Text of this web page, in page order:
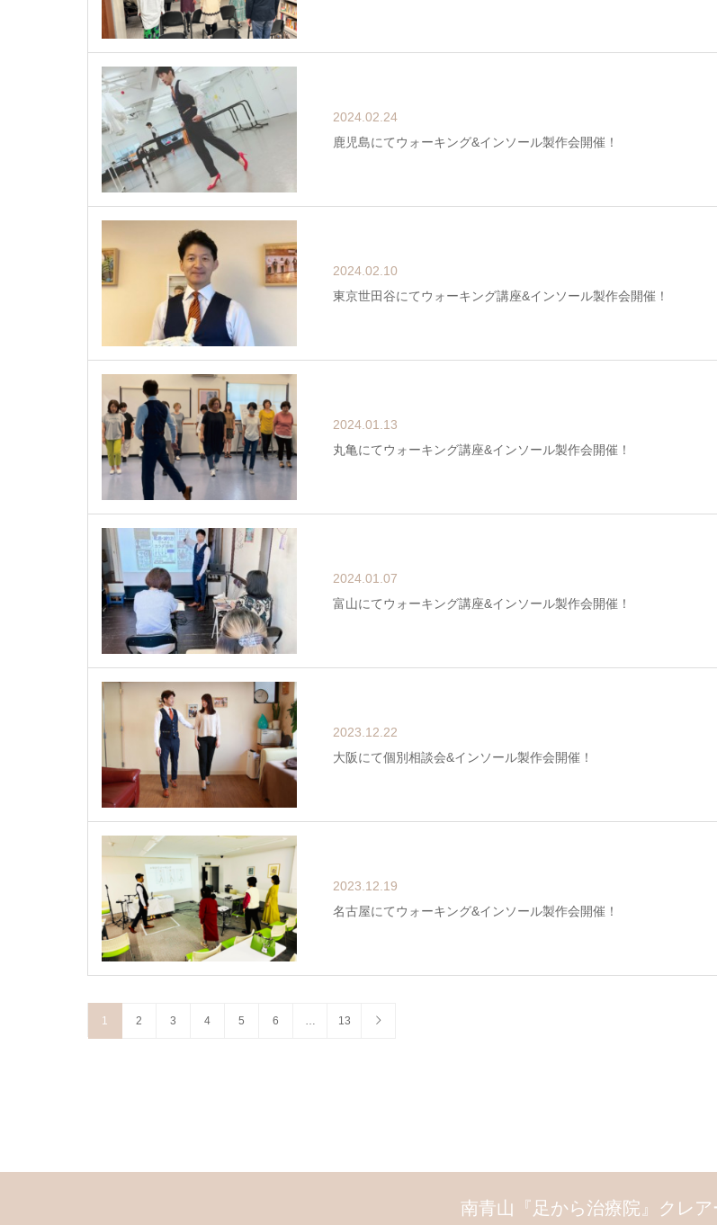
2024.02.24
鹿児島にてウォーキング&インソール製作会開催！
2024.02.10
東京世田谷にてウォーキング講座&インソール製作会開催！
2024.01.13
丸亀にてウォーキング講座&インソール製作会開催！
2024.01.07
富山にてウォーキング講座&インソール製作会開催！
2023.12.22
大阪にて個別相談会&インソール製作会開催！
2023.12.19
名古屋にてウォーキング&インソール製作会開催！
1 2 3 4 5 6 13
南青山『足から治療院』クレア